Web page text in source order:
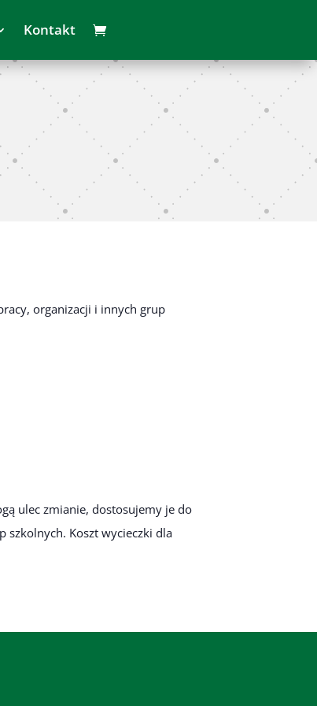
Kontakt
organizacji i innych grup
ulec zmianie, dostosujemy je do
szkolnych. Koszt wycieczki dla